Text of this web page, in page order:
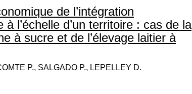
de l’intégration
à l’échelle d’un territoire : cas de la
à sucre et de l’élevage laitier à
P., SALGADO P., LEPELLEY D.